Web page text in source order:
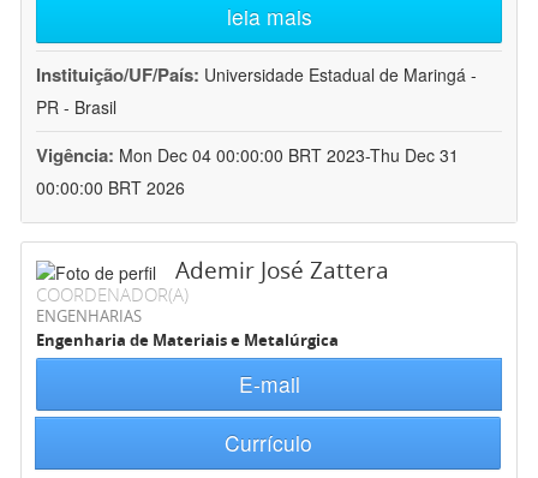
leia mais
Instituição/UF/País: Universidade Estadual de Maringá -
PR - Brasil
Vigência: Mon Dec 04 00:00:00 BRT 2023-Thu Dec 31
00:00:00 BRT 2026
Ademir José Zattera
COORDENADOR(A)
ENGENHARIAS
Engenharia de Materiais e Metalúrgica
E-mail
Currículo